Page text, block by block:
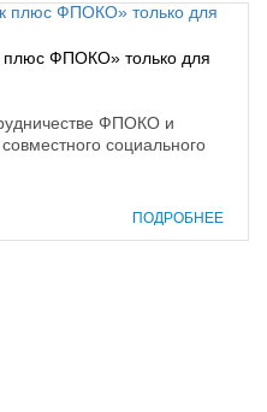
плюс ФПОКО» только для
ФПОКО и
социального
ПОДРОБНЕЕ